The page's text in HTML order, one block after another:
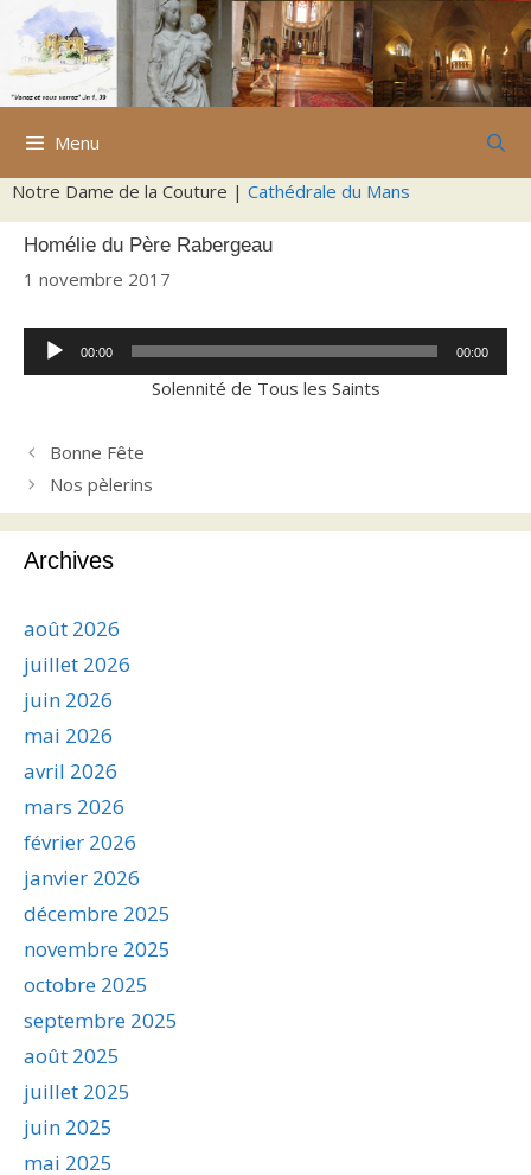
Aller
contenu
Menu
Notre Dame de la Couture | Cathédrale du Mans
Homélie du Père Rabergeau
1 novembre 2017
Lecteur
audio
00:00 00:00
Solennité de Tous les Saints
Bonne Fête
Nos pèlerins
Archives
août 2026
juillet 2026
juin 2026
mai 2026
avril 2026
mars 2026
février 2026
janvier 2026
décembre 2025
novembre 2025
octobre 2025
septembre 2025
août 2025
juillet 2025
juin 2025
mai 2025